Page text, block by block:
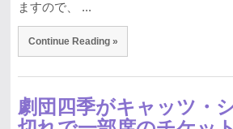
ますので、 ...
Continue Reading »
劇団四季がキャッツ・